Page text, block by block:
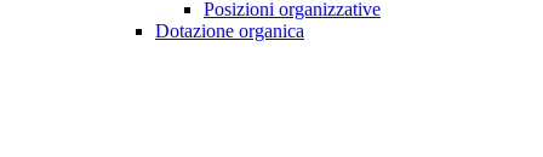
Posizioni organizzative
Dotazione organica